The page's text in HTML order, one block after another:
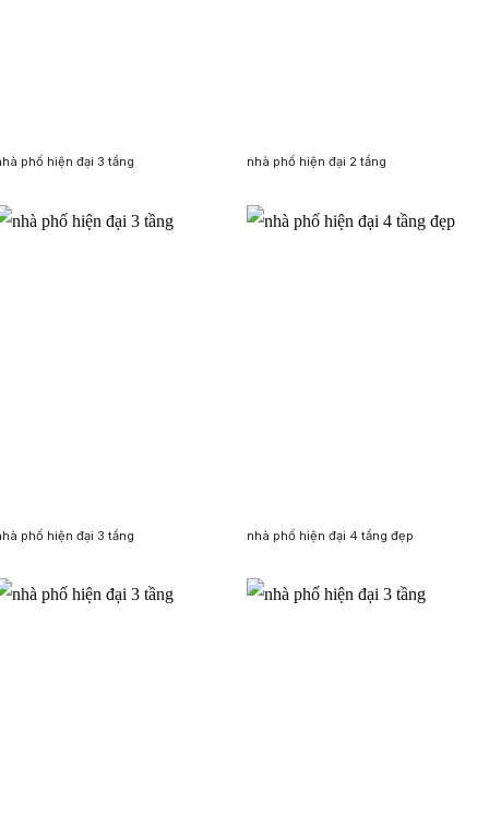
phố hiện đại 3 tầng nhà phố hiện đại 2 tầng
phố hiện đại 3 tầng nhà phố hiện đại 4 tầng đẹp